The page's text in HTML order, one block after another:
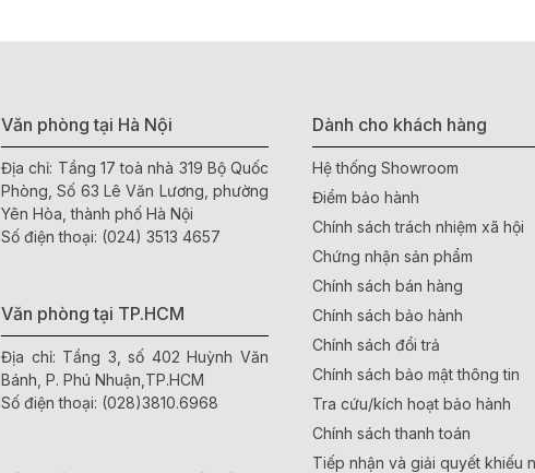
Văn phòng tại Hà Nội
Địa chỉ: Tầng 17 toà nhà 319 Bộ Quốc
Phòng, Số 63 Lê Văn Lương, phường
Yên Hòa, thành phố Hà Nội
Số điện thoại: (024) 3513 4657
Văn phòng tại TP.HCM
Địa chỉ: Tầng 3, số 402 Huỳnh Văn
Bánh, P. Phú Nhuận,TP.HCM
Số điện thoại: (028)3810.6968
Dành cho khách hàng
Hệ thống Showroom
Điểm bảo hành
Chính sách trách nhiệm xã hội
Chứng nhận sản phẩm
Chính sách bán hàng
Chính sách bảo hành
Chính sách đổi trả
Chính sách bảo mật thông tin
Tra cứu/kích hoạt bảo hành
Chính sách thanh toán
Tiếp nhận và giải quyết khiếu